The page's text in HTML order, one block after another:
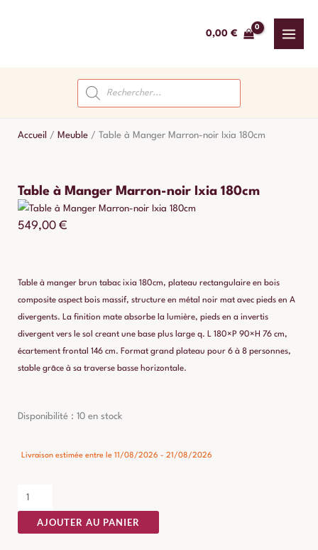
0,00 €
Recherche
de
produits
Accueil / Meuble / Table à Manger Marron-noir Ixia 180cm
Table à Manger Marron-noir Ixia 180cm
549,00 €
Table à manger brun tabac ixia 180cm, plateau rectangulaire en bois
composite aspect bois massif, structure en métal noir mat avec pieds en A
divergents. La finition mate absorbe la lumière, pieds en a invertis
divergent vers le sol creant une base plus large q. L 180×P 90×H 76 cm,
écartement frontal 146 cm. Format grand plateau pour 6 à 8 personnes,
stable grâce à sa traverse basse horizontale.
Disponibilité : 10 en stock
Livraison estimée entre le 11/08/2026 - 21/08/2026
quantité
Table
Manger
Marron-
noir
AJOUTER AU PANIER